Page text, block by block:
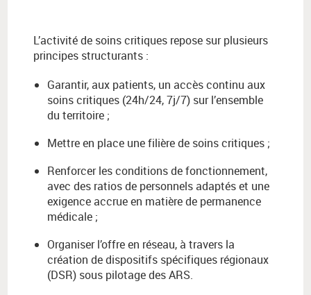
L’activité de soins critiques repose sur plusieurs
principes structurants :
Garantir, aux patients, un accès continu aux
soins critiques (24h/24, 7j/7) sur l’ensemble
du territoire ;
Mettre en place une filière de soins critiques ;
Renforcer les conditions de fonctionnement,
avec des ratios de personnels adaptés et une
exigence accrue en matière de permanence
médicale ;
Organiser l’offre en réseau, à travers la
création de dispositifs spécifiques régionaux
(DSR) sous pilotage des ARS.